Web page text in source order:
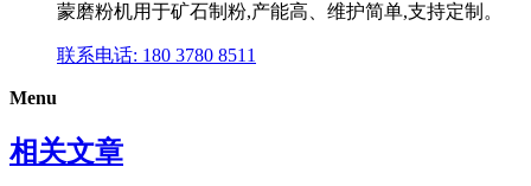
蒙磨粉机用于矿石制粉,产能高、维护简单,支持定制。
联系电话: 180 3780 8511
Menu
相关文章